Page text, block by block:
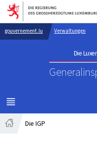
Zur
gouvernement.lu Verwaltungen
Die
MENÜ
HAUPT-
Die IGP